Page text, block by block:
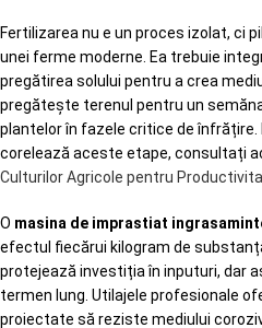
Fertilizarea nu e un proces izolat, ci
unei ferme moderne. Ea trebuie
pregătirea solului pentru a crea
pregătește terenul pentru un
plantelor în fazele critice de înfrățire.
corelează aceste etape, consultați
Culturilor Agricole pentru
O masina de imprastiat
efectul fiecărui kilogram de
protejează investiția în inputuri, dar
termen lung. Utilajele profesionale
proiectate să reziste mediului